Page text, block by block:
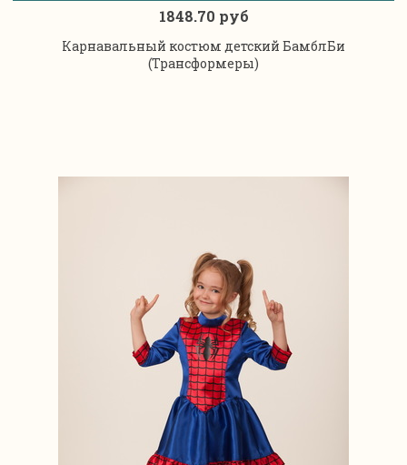
1848.70 руб
Карнавальный костюм детский БамблБи
(Трансформеры)